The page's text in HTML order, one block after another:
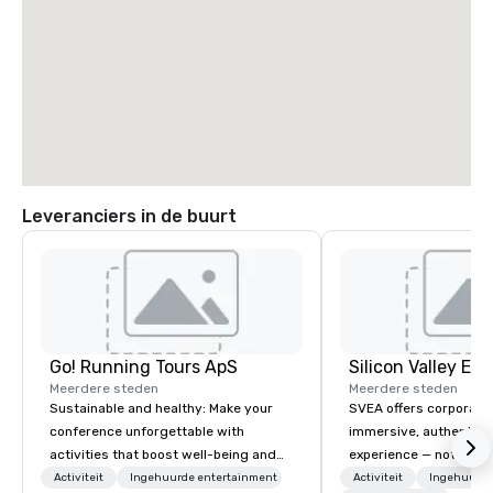
Leveranciers in de buurt
Go! Running Tours ApS
Meerdere steden
Sustainable and healthy: Make your
conference unforgettable with
activities that boost well-being and
lower carbon footprints. Explore the
Activiteit Ingehuurde entertainment
Meerdere steden
SVEA offers
immersive, authentic
experience — not a
transformation. We
Activiteit